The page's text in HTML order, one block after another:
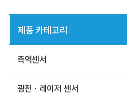
제품 카테고리
측역센서
광전 · 레이저 센서